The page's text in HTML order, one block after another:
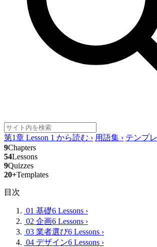
第1章 Lesson 1 から読む › 用語集 › テンプ
9Chapters
54Lessons
9Quizzes
20+Templates
目次
01 基礎6 Lessons ›
02 企画6 Lessons ›
03 業者選び6 Lessons ›
04 デザイン6 Lessons ›